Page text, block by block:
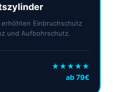
Einbruchschutz
und Aufbohrschutz.
★★★★★
ab 79€